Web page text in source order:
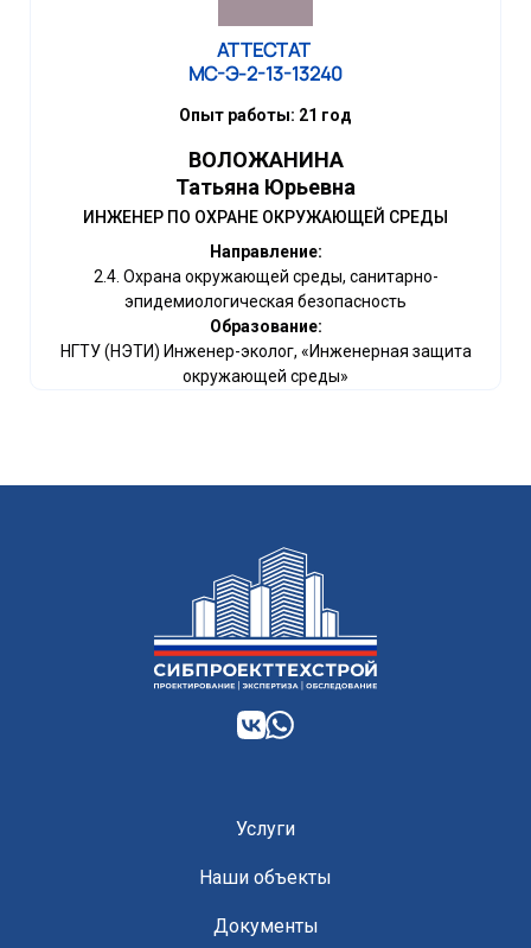
АТТЕСТАТ
МС-Э-2-13-13240
Опыт работы: 21 год
ВОЛОЖАНИНА
Татьяна Юрьевна
ИНЖЕНЕР ПО ОХРАНЕ ОКРУЖАЮЩЕЙ СРЕДЫ
Направление:
2.4. Охрана окружающей среды, санитарно-
эпидемиологическая безопасность
Образование:
НГТУ (НЭТИ) Инженер-эколог, «Инженерная защита
окружающей среды»
Услуги
Наши объекты
Документы